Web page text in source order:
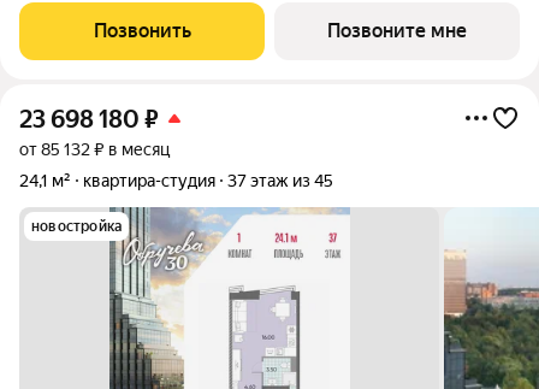
организовать угловую кухню с полноценнгым вместительным
гарнитуром и мягкую зону отдыха
Позвонить Позвоните мне
23 698 180 ₽
от 85 132 ₽ в месяц
24,1 м²
квартира-студия 37 этаж из 45
новостройка